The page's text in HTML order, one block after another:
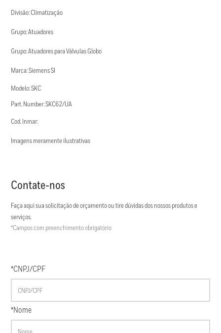
Divisão: Climatização
Grupo: Atuadores
Grupo: Atuadores para Válvulas Globo
Marca: Siemens SI
Modelo: SKC
Part. Number: SKC62/UA
Cod. Inmar:
Imagens meramente ilustrativas
Contate-nos
Faça aqui sua solicitação de orçamento ou tire dúvidas dos nossos produtos e
serviços.
*Campos com preenchimento obrigatório
*CNPJ/CPF
*Nome